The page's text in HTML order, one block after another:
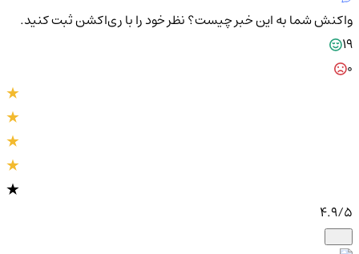
واکنش شما به این خبر چیست؟نظر خود را با ری‌اکشن ثبت کنید.
19
4.9/5